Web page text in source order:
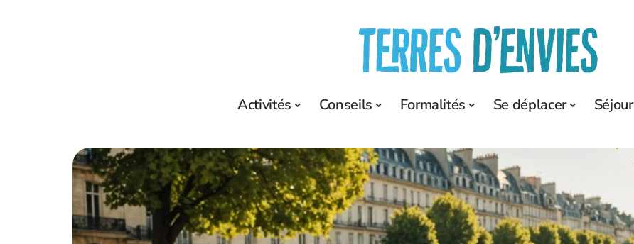
Activités Conseils Formalités Se déplacer Séjour